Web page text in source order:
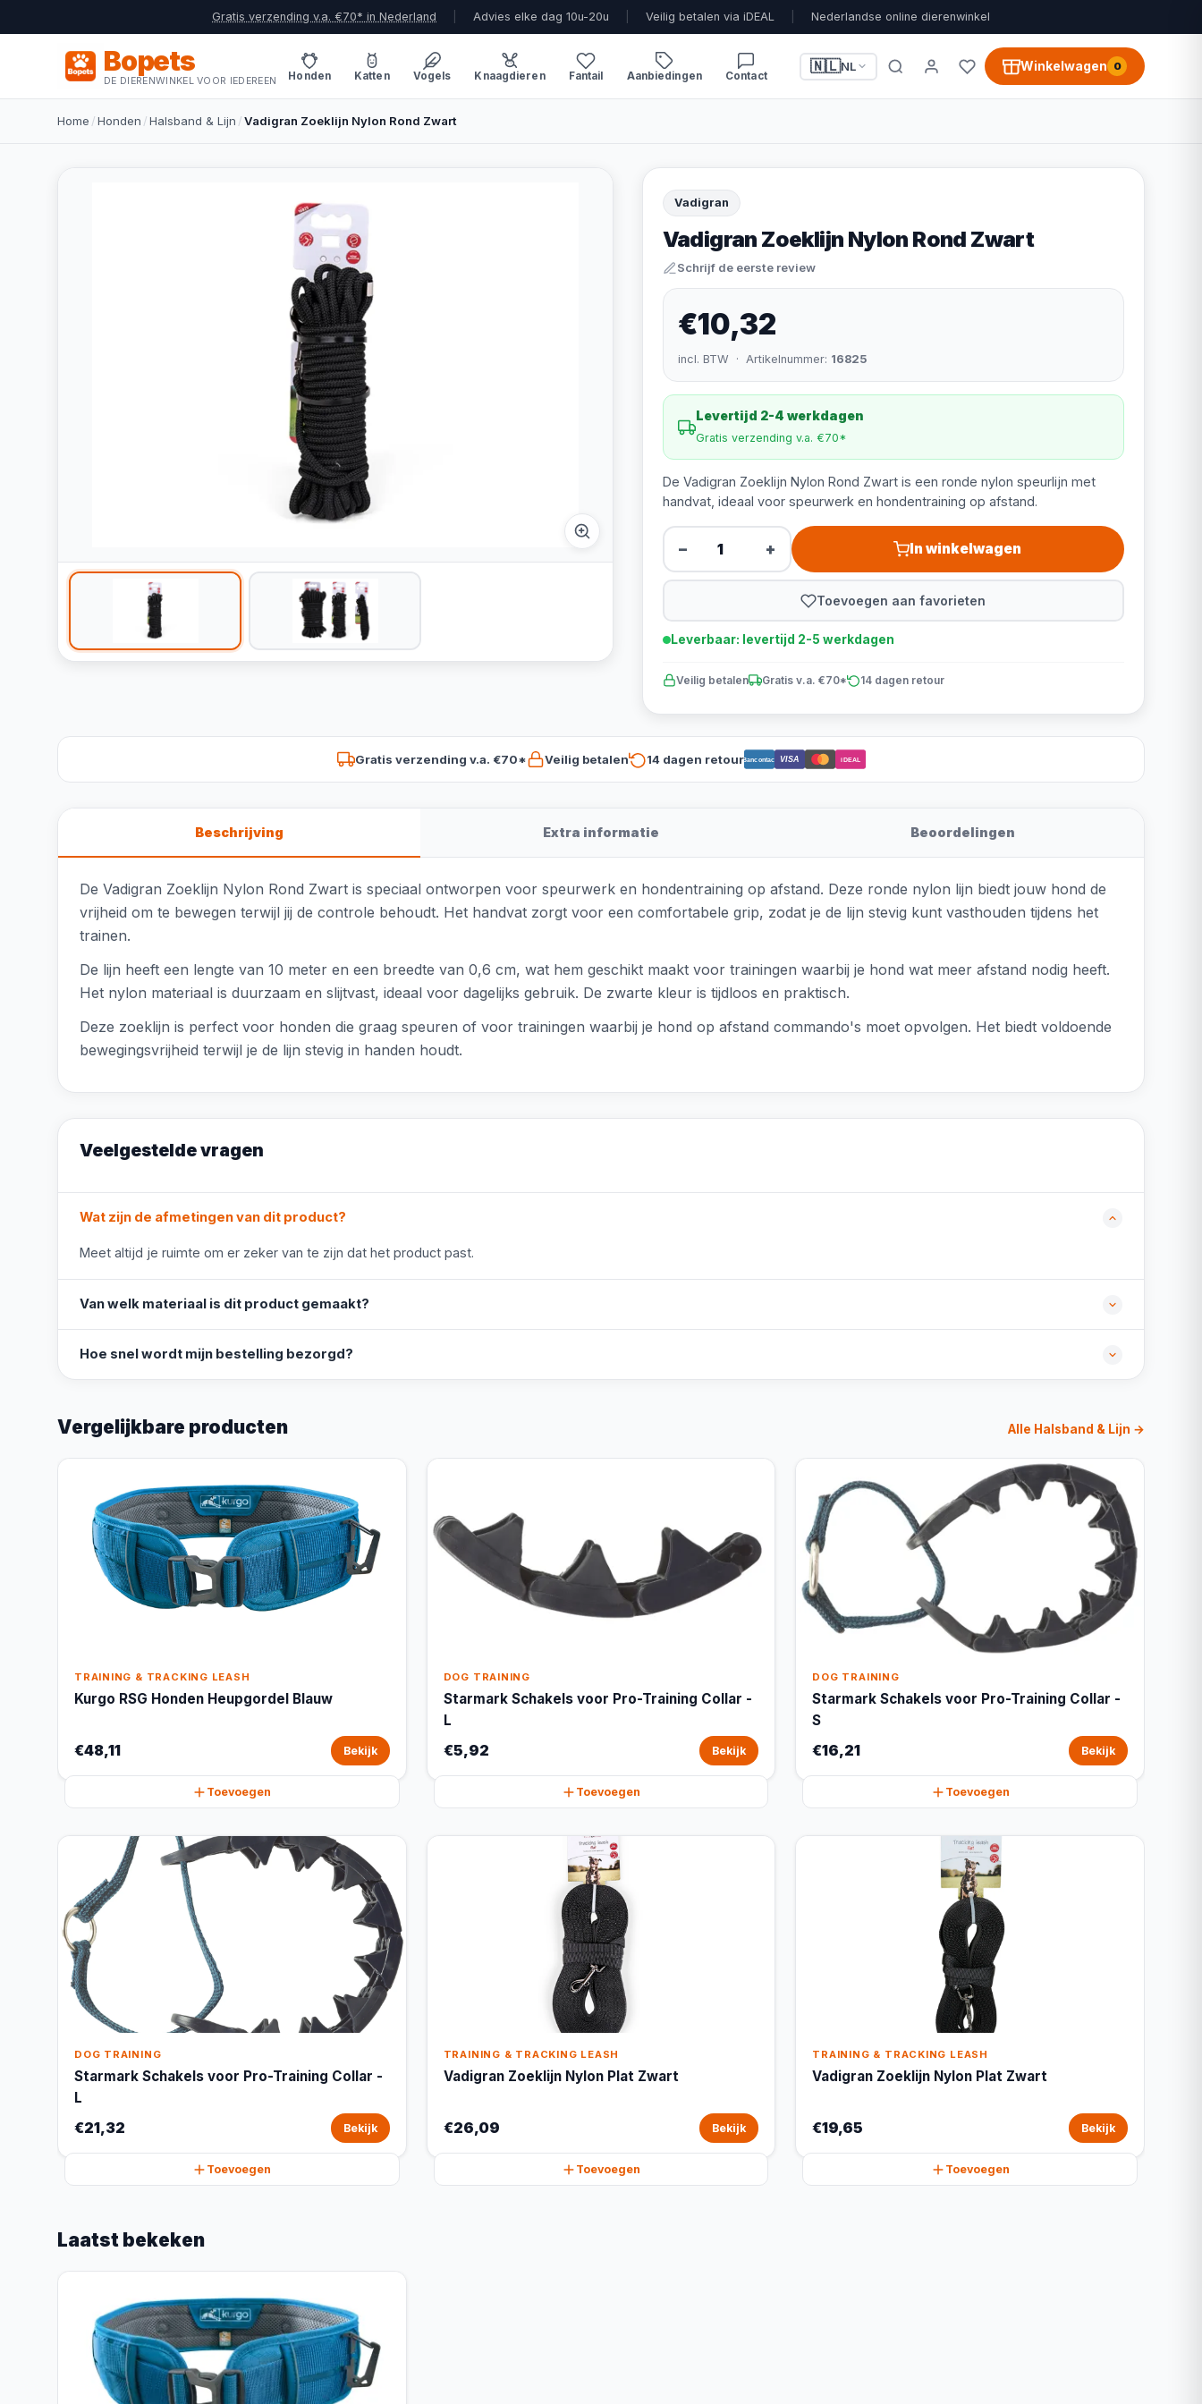
Gratis verzending v.a. €70* in Nederland Advies elke dag 10u-20u Veilig betalen via iDEAL Nederlandse online dierenwinkel
Bopets
DE DIERENWINKEL VOOR IEDEREEN Honden Katten Vogels Knaagdieren Fantail Aanbiedingen Contact
🇳🇱NL Winkelwagen 0
Home /Honden /Halsband & Lijn /Vadigran Zoeklijn Nylon Rond Zwart
Vadigran
Vadigran Zoeklijn Nylon Rond Zwart
Schrijf de eerste review
€10,32
incl. BTW · Artikelnummer: 16825
Levertijd 2-4 werkdagen
Gratis verzending v.a. €70*
De Vadigran Zoeklijn Nylon Rond Zwart is een ronde nylon speurlijn met
handvat, ideaal voor speurwerk en hondentraining op afstand.
− + In winkelwagen
Toevoegen aan favorieten
Leverbaar: levertijd 2-5 werkdagen
Veilig betalen Gratis v.a. €70* 14 dagen retour
Gratis verzending v.a. €70* Veilig betalen 14 dagen retourBancontact VISA iDEAL
Beschrijving Extra informatie Beoordelingen
De Vadigran Zoeklijn Nylon Rond Zwart is speciaal ontworpen voor speurwerk en hondentraining op afstand. Deze ronde nylon lijn biedt jouw hond de
vrijheid om te bewegen terwijl jij de controle behoudt. Het handvat zorgt voor een comfortabele grip, zodat je de lijn stevig kunt vasthouden tijdens het
trainen.
De lijn heeft een lengte van 10 meter en een breedte van 0,6 cm, wat hem geschikt maakt voor trainingen waarbij je hond wat meer afstand nodig heeft.
Het nylon materiaal is duurzaam en slijtvast, ideaal voor dagelijks gebruik. De zwarte kleur is tijdloos en praktisch.
Deze zoeklijn is perfect voor honden die graag speuren of voor trainingen waarbij je hond op afstand commando's moet opvolgen. Het biedt voldoende
bewegingsvrijheid terwijl je de lijn stevig in handen houdt.
Veelgestelde vragen
Wat zijn de afmetingen van dit product?
Meet altijd je ruimte om er zeker van te zijn dat het product past.
Van welk materiaal is dit product gemaakt?
Hoe snel wordt mijn bestelling bezorgd?
Vergelijkbare producten Alle Halsband & Lijn →
TRAINING & TRACKING LEASH
Kurgo RSG Honden Heupgordel Blauw
€48,11 Bekijk
Toevoegen
DOG TRAINING
Starmark Schakels voor Pro-Training Collar -
L
€5,92 Bekijk
Toevoegen
DOG TRAINING
Starmark Schakels voor Pro-Training Collar -
S
€16,21 Bekijk
Toevoegen
DOG TRAINING
Starmark Schakels voor Pro-Training Collar -
L
€21,32 Bekijk
Toevoegen
TRAINING & TRACKING LEASH
Vadigran Zoeklijn Nylon Plat Zwart
€26,09 Bekijk
Toevoegen
TRAINING & TRACKING LEASH
Vadigran Zoeklijn Nylon Plat Zwart
€19,65 Bekijk
Toevoegen
Laatst bekeken